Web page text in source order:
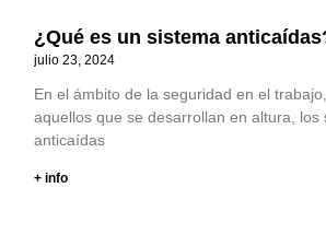
¿Qué es un sistema
julio 23, 2024
En el ámbito de la seguridad en el
aquellos que se desarrollan en altura, los
anticaídas
+ info